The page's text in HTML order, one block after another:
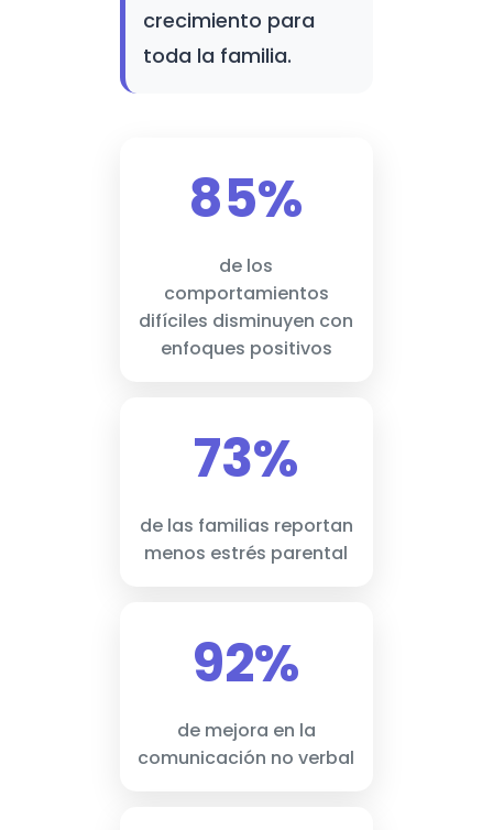
crecimiento para
toda la familia.
85%
de los
comportamientos
difíciles disminuyen con
enfoques positivos
73%
de las familias reportan
menos estrés parental
92%
de mejora en la
comunicación no verbal